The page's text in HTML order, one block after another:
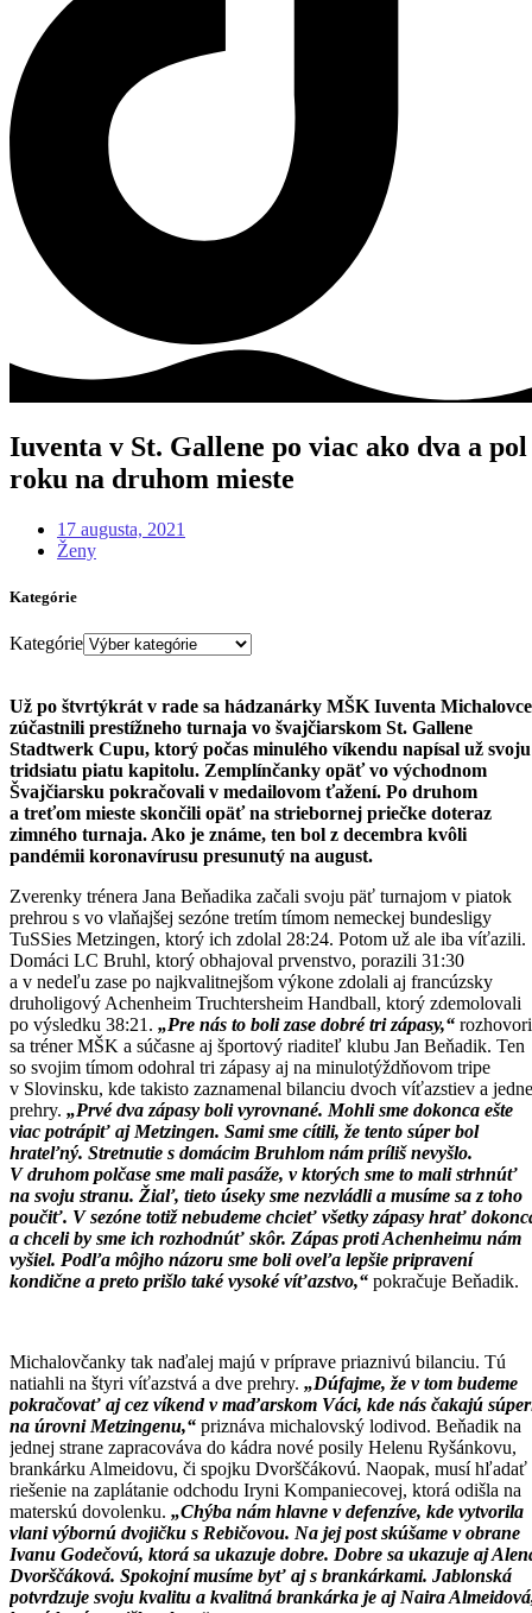
Iuventa v St. Gallene po viac ako dva a pol
roku na druhom mieste
17 augusta, 2021
Ženy
Kategórie
Kategórie
Už po štvrtýkrát v rade sa hádzanárky MŠK Iuventa Michalovce
zúčastnili prestížneho turnaja vo švajčiarskom St. Gallene
Stadtwerk Cupu, ktorý počas minulého víkendu napísal už svoju
tridsiatu piatu kapitolu. Zemplínčanky opäť vo východnom
Švajčiarsku pokračovali v medailovom ťažení. Po druhom
a treťom mieste skončili opäť na striebornej priečke doteraz
zimného turnaja. Ako je známe, ten bol z decembra kvôli
pandémii koronavírusu presunutý na august.
Zverenky trénera Jana Beňadika začali svoju päť turnajom v piatok
prehrou s vo vlaňajšej sezóne tretím tímom nemeckej bundesligy
TuSSies Metzingen, ktorý ich zdolal 28:24. Potom už ale iba víťazili.
Domáci LC Bruhl, ktorý obhajoval prvenstvo, porazili 31:30
a v nedeľu zase po najkvalitnejšom výkone zdolali aj francúzsky
druholigový Achenheim Truchtersheim Handball, ktorý zdemolovali
po výsledku 38:21. „Pre nás to boli zase dobré tri zápasy,“
sa tréner MŠK a súčasne aj športový riaditeľ klubu Jan Beňadik. Ten
so svojim tímom odohral tri zápasy aj na minulotýždňovom tripe
v Slovinsku, kde takisto zaznamenal bilanciu dvoch víťazstiev a
prehry. „Prvé dva zápasy boli vyrovnané. Mohli sme dokonca ešte
viac potrápiť aj Metzingen. Sami sme cítili, že tento súper bol
hrateľný. Stretnutie s domácim Bruhlom nám príliš nevyšlo.
V druhom polčase sme mali pasáže, v ktorých sme to mali strhnúť
na svoju stranu. Žiaľ, tieto úseky sme nezvládli a musíme sa z toho
poučiť. V sezóne totiž nebudeme chcieť všetky zápasy hrať
a chceli by sme ich rozhodnúť skôr. Zápas proti Achenheimu nám
vyšiel. Podľa môjho názoru sme boli oveľa lepšie pripravení
kondične a preto prišlo také vysoké víťazstvo,“ pokračuje Beňadik.
Michalovčanky tak naďalej majú v príprave priaznivú bilanciu. Tú
natiahli na štyri víťazstvá a dve prehry. „Dúfajme, že v tom budeme
pokračovať aj cez víkend v maďarskom Váci, kde nás čakajú
na úrovni Metzingenu,“ priznáva michalovský lodivod. Beňadik na
jednej strane zapracováva do kádra nové posily Helenu Ryšánkovu,
brankárku Almeidovu, či spojku Dvorščákovú. Naopak, musí hľadať
riešenie na zaplátanie odchodu Iryni Kompaniecovej, ktorá odišla na
materskú dovolenku. „Chýba nám hlavne v defenzíve, kde vytvorila
vlani výbornú dvojičku s Rebičovou. Na jej post skúšame v obrane
Ivanu Godečovú, ktorá sa ukazuje dobre. Dobre sa ukazuje aj
Dvorščáková. Spokojní musíme byť aj s brankárkami. Jablonská
potvrdzuje svoju kvalitu a kvalitná brankárka je aj Naira